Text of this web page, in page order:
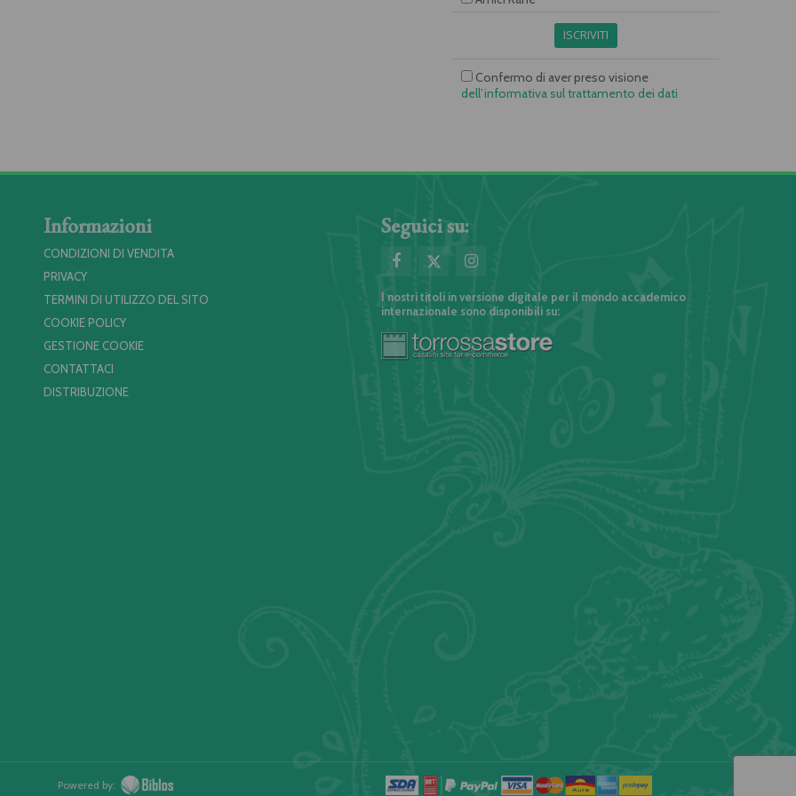
ISCRIVITI
Confermo di aver preso visione
dell’informativa sul trattamento dei dati
Informazioni
CONDIZIONI DI VENDITA
PRIVACY
TERMINI DI UTILIZZO DEL SITO
COOKIE POLICY
GESTIONE COOKIE
CONTATTACI
DISTRIBUZIONE
Seguici su:
I nostri titoli in versione digitale per il mondo accademico
internazionale sono disponibili su:
Powered by: